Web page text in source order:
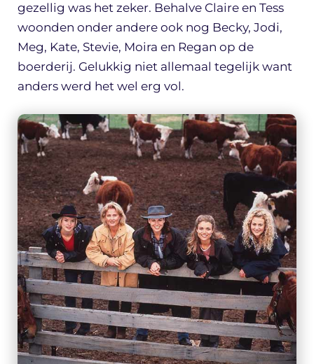
gezellig was het zeker. Behalve Claire en Tess
woonden onder andere ook nog Becky, Jodi,
Meg, Kate, Stevie, Moira en Regan op de
boerderij. Gelukkig niet allemaal tegelijk want
anders werd het wel erg vol.